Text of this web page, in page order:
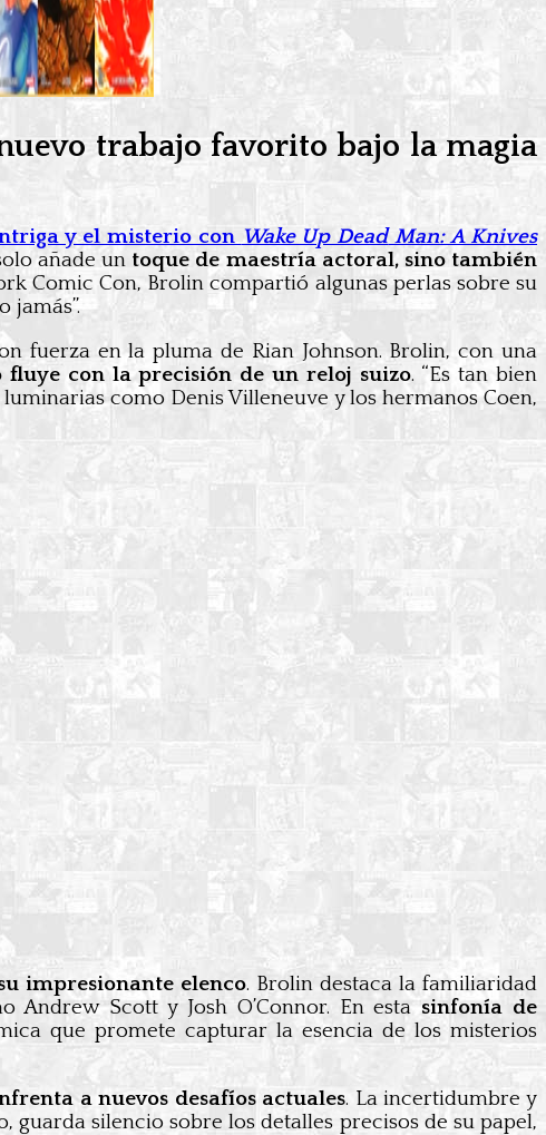
trabajo favorito bajo la magia
y el misterio con Wake Up DeadMan: A Knives
añade un toque de maestría actoral, sino también
Comic Con, Brolin compartió algunas perlas sobre su
jamás”.
fuerza en la pluma de Rian Johnson. Brolin, con una
con la precisión de un reloj suizo. “Es tan bien
como Denis Villeneuve y los hermanos Coen,
impresionante elenco. Brolin destaca la familiaridad
Scott y Josh O’Connor. En estasinfonía de
que promete capturar la esencia de los misterios
a nuevos desafíos actuales. La incertidumbre y
silencio sobre los detalles precisos de su papel,